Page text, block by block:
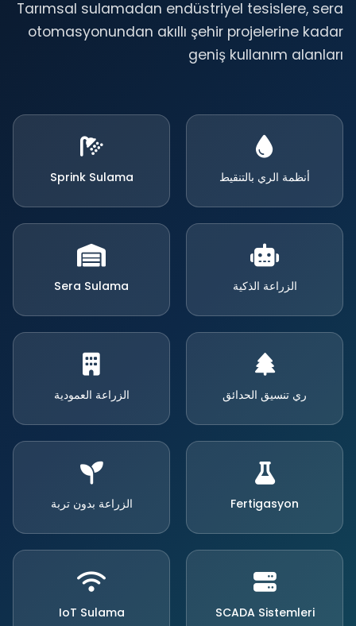
Tarımsal sulamadan endüstriyel tesislere, sera
otomasyonundan akıllı şehir projelerine kadar
geniş kullanım alanları
أنظمة الري بالتنقيط Sprink Sulama
الزراعة الذكية Sera Sulama
ري تنسيق الحدائق الزراعة العمودية
Fertigasyon الزراعة بدون تربة
SCADA Sistemleri
IoT Sulama